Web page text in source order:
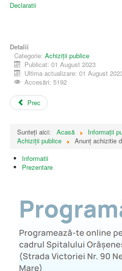
Declaratii
Detalii
Categorie: Achiziții publice
Publicat: 01 August 2023
Ultima actualizare: 01 August
Accesări: 5192
Prec
Sunteți aici: Acasă Informații
Achiziții publice
Anunț achizitie
Informatii
Prezentare